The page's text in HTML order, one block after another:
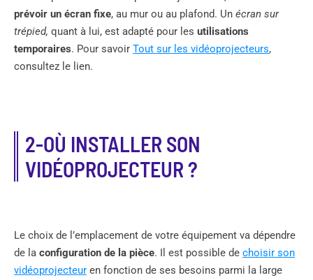
prévoir un écran fixe, au mur ou au plafond. Un écran sur
trépied, quant à lui, est adapté pour les utilisations
temporaires. Pour savoir Tout sur les vidéoprojecteurs,
consultez le lien.
2-OÙ INSTALLER SON
VIDÉOPROJECTEUR ?
Le choix de l’emplacement de votre équipement va dépendre
de la configuration de la pièce. Il est possible de choisir son
vidéoprojecteur en fonction de ses besoins parmi la large